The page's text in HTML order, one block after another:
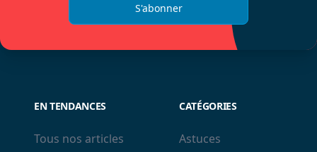
S'abonner
EN TENDANCES
Tous nos articles
CATÉGORIES
Astuces